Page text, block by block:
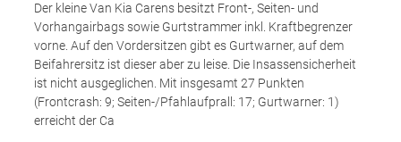
Der kleine Van Kia Carens besitzt Front-, Seiten- und
Vorhangairbags sowie Gurtstrammer inkl. Kraftbegrenzer
vorne. Auf den Vordersitzen gibt es Gurtwarner, auf dem
Beifahrersitz ist dieser aber zu leise. Die Insassensicherheit
ist nicht ausgeglichen. Mit insgesamt 27 Punkten
(Frontcrash: 9; Seiten-/Pfahlaufprall: 17; Gurtwarner: 1)
erreicht der Ca